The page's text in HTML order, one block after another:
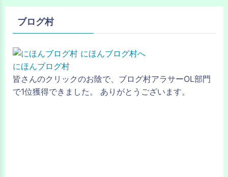
ブログ村
にほんブログ村
皆さんのクリックのお陰で、ブログ村アラサーOL部門
で1位獲得できました。 ありがとうございます。